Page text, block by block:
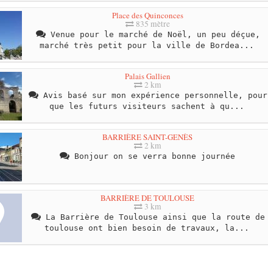
Place des Quinconces
835 mètre
Venue pour le marché de Noël, un peu déçue,
marché très petit pour la ville de Bordea...
Palais Gallien
2 km
Avis basé sur mon expérience personnelle, pour
que les futurs visiteurs sachent à qu...
BARRIÈRE SAINT-GENÈS
2 km
Bonjour on se verra bonne journée
BARRIÈRE DE TOULOUSE
3 km
La Barrière de Toulouse ainsi que la route de
toulouse ont bien besoin de travaux, la...